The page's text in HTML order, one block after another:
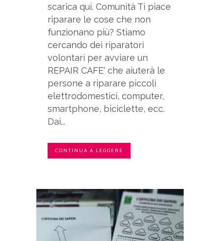
scarica qui. Comunità Ti piace
riparare le cose che non
funzionano più? Stiamo
cercando dei riparatori
volontari per avviare un
REPAIR CAFE' che aiuterà le
persone a riparare piccoli
elettrodomestici, computer,
smartphone, biciclette, ecc.
Dai...
CONTINUA A LEGGERE